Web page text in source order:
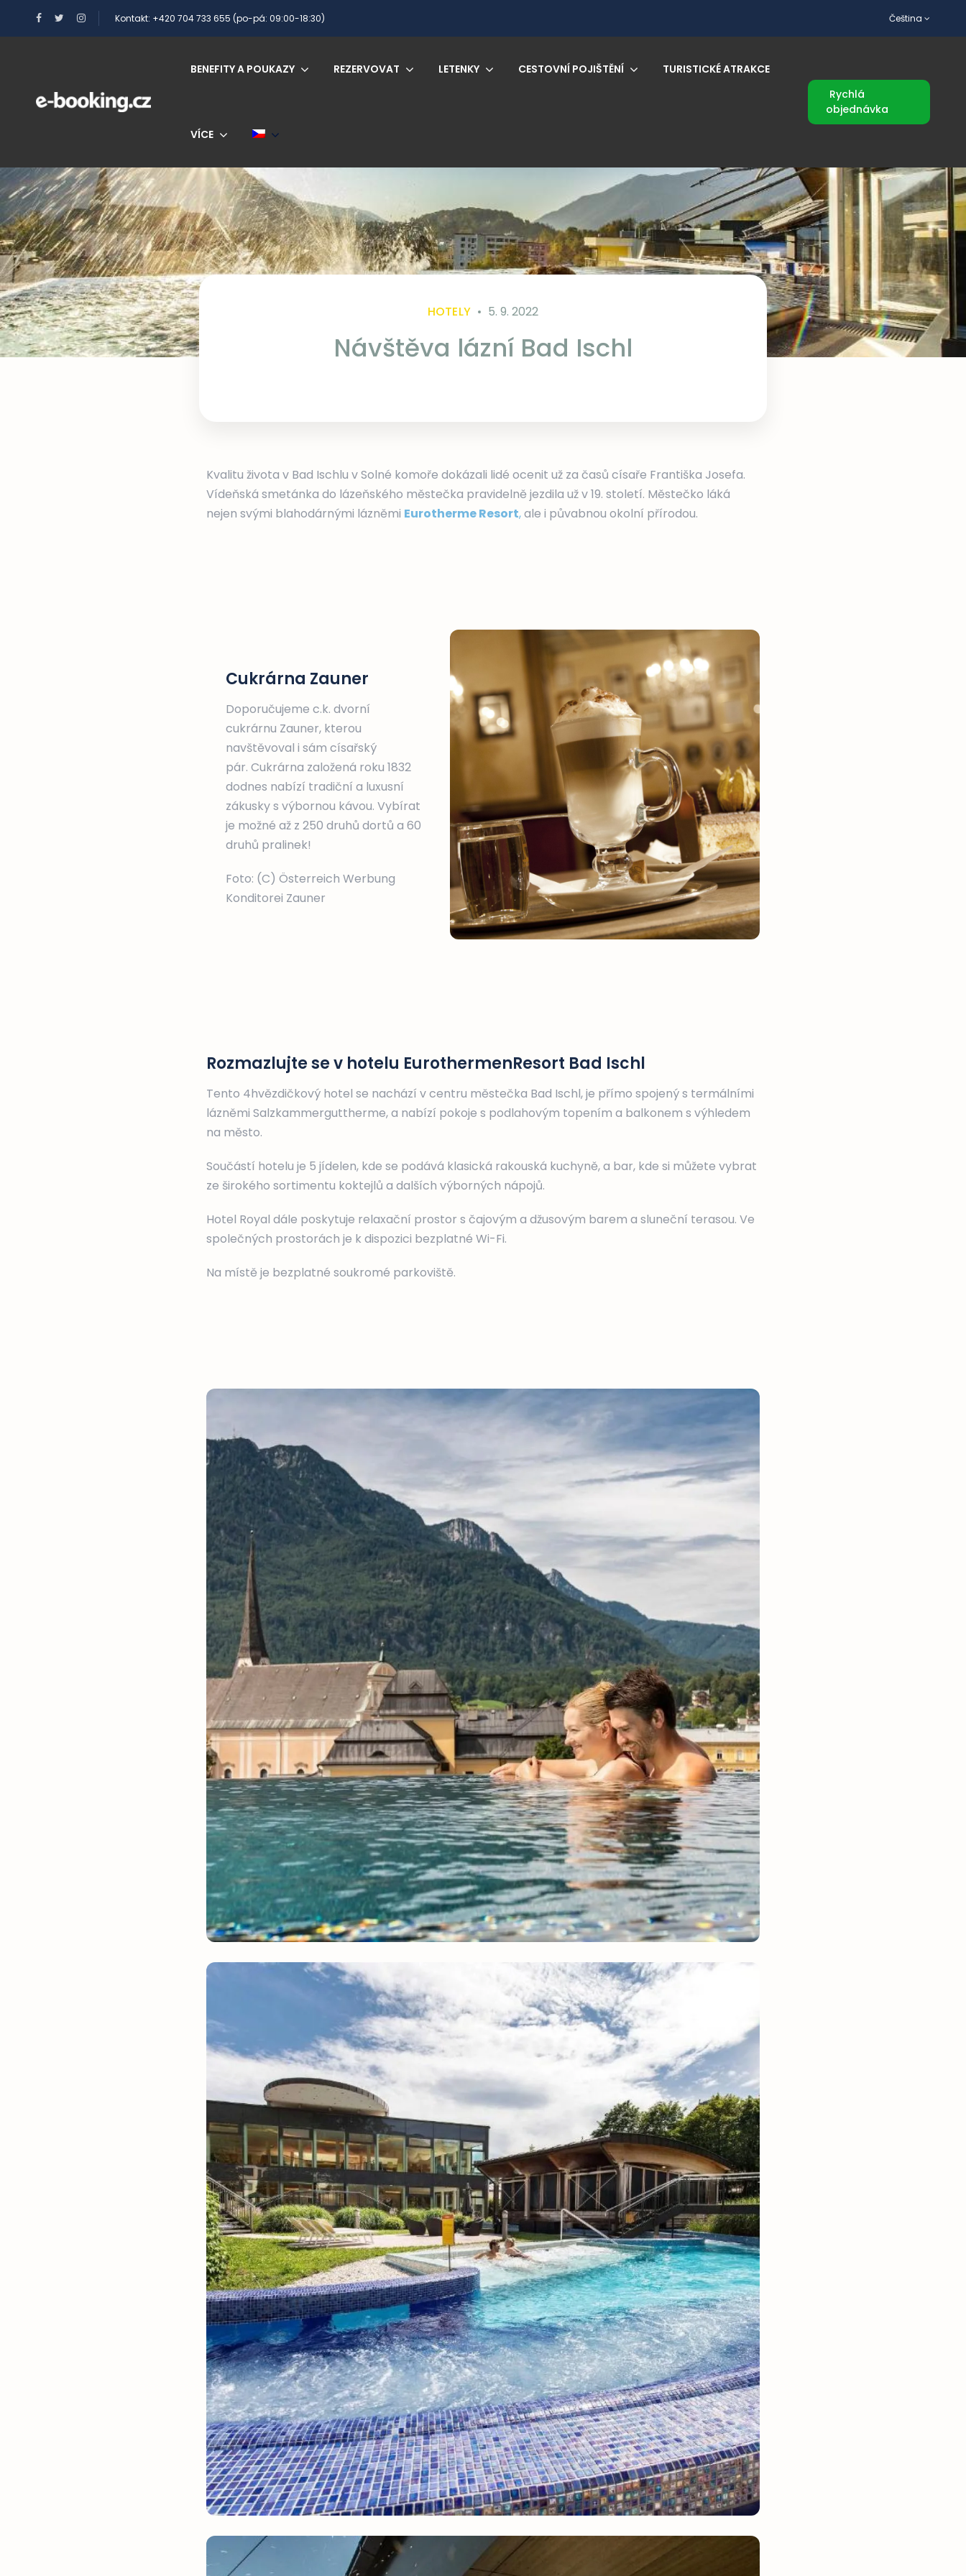
Kontakt: +420 704 733 655 (po-pá: 09:00-18:30) Čeština
BENEFITY A POUKAZY REZERVOVAT LETENKY CESTOVNÍ POJIŠTĚNÍ TURISTICKÉ ATRAKCE
VÍCE
Rychlá
objednávka
HOTELY 5. 9. 2022
Návštěva lázní Bad Ischl
Kvalitu života v Bad Ischlu v Solné komoře dokázali lidé ocenit už za časů císaře Františka Josefa.
Vídeňská smetánka do lázeňského městečka pravidelně jezdila už v 19. století. Městečko láká
nejen svými blahodárnými lázněmi Eurotherme Resort,ale i půvabnou okolní přírodou.
Cukrárna Zauner
Doporučujeme c.k. dvorní
cukrárnu Zauner, kterou
navštěvoval i sám císařský
pár. Cukrárna založená roku 1832
dodnes nabízí tradiční a luxusní
zákusky s výbornou kávou. Vybírat
je možné až z 250 druhů dortů a 60
druhů pralinek!
Foto: (C) Österreich Werbung
Konditorei Zauner
Rozmazlujte se v hotelu EurothermenResort Bad Ischl
Tento 4hvězdičkový hotel se nachází v centru městečka Bad Ischl, je přímo spojený s termálními
lázněmi Salzkammerguttherme, a nabízí pokoje s podlahovým topením a balkonem s výhledem
na město.
Součástí hotelu je 5 jídelen, kde se podává klasická rakouská kuchyně, a bar, kde si můžete vybrat
ze širokého sortimentu koktejlů a dalších výborných nápojů.
Hotel Royal dále poskytuje relaxační prostor s čajovým a džusovým barem a sluneční terasou. Ve
společných prostorách je k dispozici bezplatné Wi-Fi.
Na místě je bezplatné soukromé parkoviště.